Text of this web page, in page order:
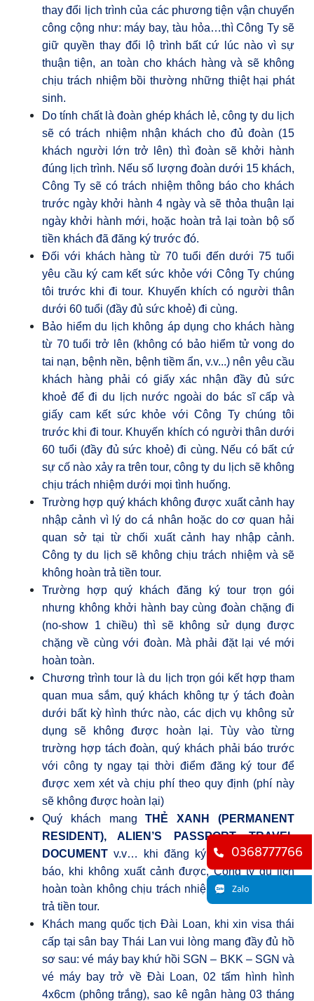
thay đổi lịch trình của các phương tiện vận chuyển
công cộng như: máy bay, tàu hỏa…thì Công Ty sẽ
giữ quyền thay đổi lộ trình bất cứ lúc nào vì sự
thuận tiện, an toàn cho khách hàng và sẽ không
chịu trách nhiệm bồi thường những thiệt hại phát
sinh.
Do tính chất là đoàn ghép khách lẻ, công ty du lịch
sẽ có trách nhiệm nhận khách cho đủ đoàn (15
khách người lớn trở lên) thì đoàn sẽ khởi hành
đúng lịch trình. Nếu số lượng đoàn dưới 15 khách,
Công Ty sẽ có trách nhiệm thông báo cho khách
trước ngày khởi hành 4 ngày và sẽ thỏa thuận lại
ngày khởi hành mới, hoặc hoàn trả lại toàn bộ số
tiền khách đã đăng ký trước đó.
Đối với khách hàng từ 70 tuổi đến dưới 75 tuổi
yêu cầu ký cam kết sức khỏe với Công Ty chúng
tôi trước khi đi tour. Khuyến khích có người thân
dưới 60 tuổi (đầy đủ sức khoẻ) đi cùng.
Bảo hiểm du lịch không áp dụng cho khách hàng
từ 70 tuổi trở lên (không có bảo hiểm tử vong do
tai nạn, bệnh nền, bệnh tiềm ẩn, v.v...) nên yêu cầu
khách hàng phải có giấy xác nhận đầy đủ sức
khoẻ để đi du lịch nước ngoài do bác sĩ cấp và
giấy cam kết sức khỏe với Công Ty chúng tôi
trước khi đi tour. Khuyến khích có người thân dưới
60 tuổi (đầy đủ sức khoẻ) đi cùng. Nếu có bất cứ
sự cố nào xảy ra trên tour, công ty du lịch sẽ không
chịu trách nhiệm dưới mọi tình huống.
Trường hợp quý khách không được xuất cảnh hay
nhập cảnh vì lý do cá nhân hoặc do cơ quan hải
quan sở tại từ chối xuất cảnh hay nhập cảnh.
Công ty du lịch sẽ không chịu trách nhiệm và sẽ
không hoàn trả tiền tour.
Trường hợp quý khách đăng ký tour trọn gói
nhưng không khởi hành bay cùng đoàn chặng đi
(no-show 1 chiều) thì sẽ không sử dụng được
chặng về cùng với đoàn. Mà phải đặt lại vé mới
hoàn toàn.
Chương trình tour là du lịch trọn gói kết hợp tham
quan mua sắm, quý khách không tự ý tách đoàn
dưới bất kỳ hình thức nào, các dịch vụ không sử
dụng sẽ không được hoàn lại. Tùy vào từng
trường hợp tách đoàn, quý khách phải báo trước
với công ty ngay tại thời điểm đăng ký tour để
được xem xét và chịu phí theo quy định (phí này
sẽ không được hoàn lại)
Quý khách mangTHẺ XANH (PERMANENT
RESIDENT), ALIEN’S PASSPORT, TRAVEL
DOCUMENT v.v… khi đăng ký tour không trình
báo, khi không xuất cảnh được, Công ty du lịch
hoàn toàn không chịu trách nhiệm và không hoàn
trả tiền tour.
Khách mang quốc tịch Đài Loan, khi xin visa thái
cấp tại sân bay Thái Lan vui lòng mang đầy đủ hồ
sơ sau: vé máy bay khứ hồi SGN – BKK – SGN và
vé máy bay trở về Đài Loan, 02 tấm hình hình
4x6cm (phông trắng), sao kê ngân hàng 03 tháng
0368777766
Zalo